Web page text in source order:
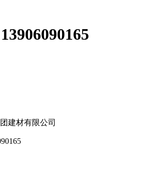
13906090165
建材有限公司